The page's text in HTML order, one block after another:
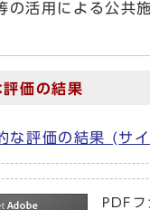
活用による公共
価の結果
な評価の結果 (サ
PDF